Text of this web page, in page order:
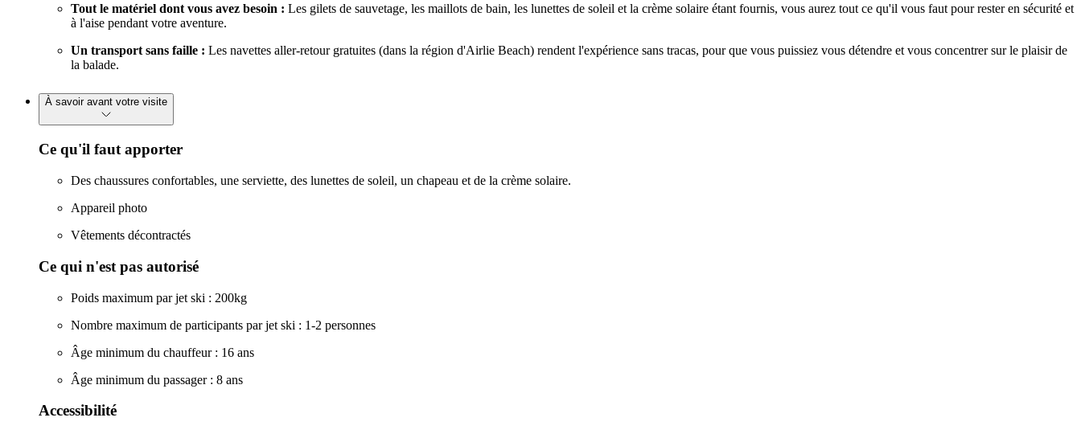
Tout le matériel dont vous avez besoin : Les gilets de sauvetage, les maillots de bain, les lunettes de soleil et la crème solaire étant fournis, vous aurez tout ce qu'il vous faut pour rester en sécurité et
à l'aise pendant votre aventure.
Un transport sans faille : Les navettes aller-retour gratuites (dans la région d'Airlie Beach) rendent l'expérience sans tracas, pour que vous puissiez vous détendre et vous concentrer sur le plaisir de
la balade.
À savoir avant votre visite
Ce qu'il faut apporter
Des chaussures confortables, une serviette, des lunettes de soleil, un chapeau et de la crème solaire.
Appareil photo
Vêtements décontractés
Ce qui n'est pas autorisé
Poids maximum par jet ski : 200kg
Nombre maximum de participants par jet ski : 1-2 personnes
Âge minimum du chauffeur : 16 ans
Âge minimum du passager : 8 ans
Accessibilité